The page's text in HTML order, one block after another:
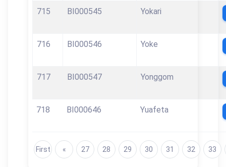
715 BI000545 Yokari
716 BI000546 Yoke
717 BI000547 Yonggom
718 BI000646 Yuafeta
First « 27 28 29 30 31 32 33